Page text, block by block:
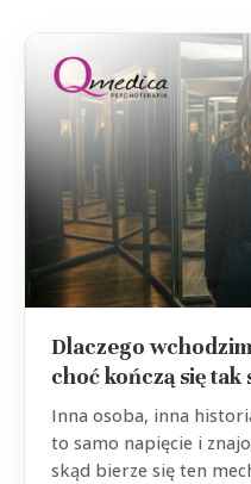
Dlaczego
choć kończą się tak
Inna osoba, inna
to samo napięcie i
skąd bierze się ten